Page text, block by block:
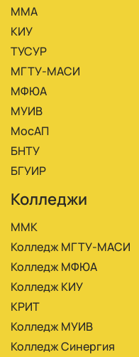
ММА
КИУ
ТУСУР
МГТУ-МАСИ
МФЮА
МУИВ
МосАП
БНТУ
БГУИР
Колледжи
ММК
Колледж МГТУ-МАСИ
Колледж МФЮА
Колледж КИУ
КРИТ
Колледж МУИВ
Колледж Синергия